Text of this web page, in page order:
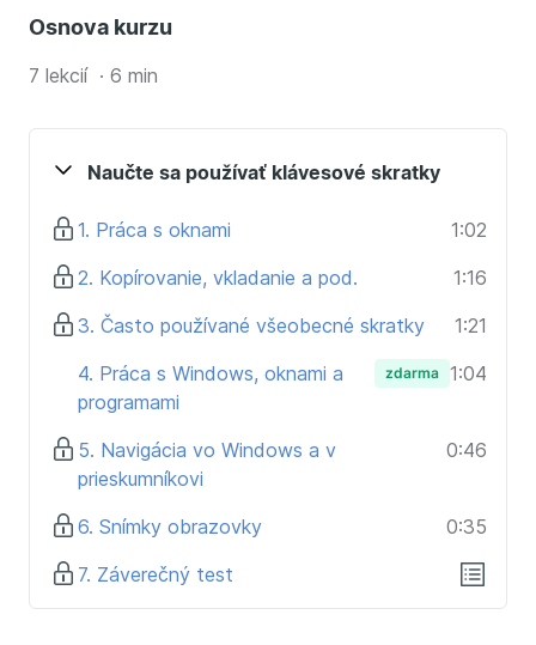
Osnova kurzu
7 lekcií · 6 min
Naučte sa používať klávesové skratky
1. Práca s oknami
1:02
2. Kopírovanie, vkladanie a pod.
1:16
3. Často používané všeobecné skratky
1:21
4. Práca s Windows, oknami a
programami
zdarma 1:04
5. Navigácia vo Windows a v
prieskumníkovi
0:46
6. Snímky obrazovky
0:35
7. Záverečný test